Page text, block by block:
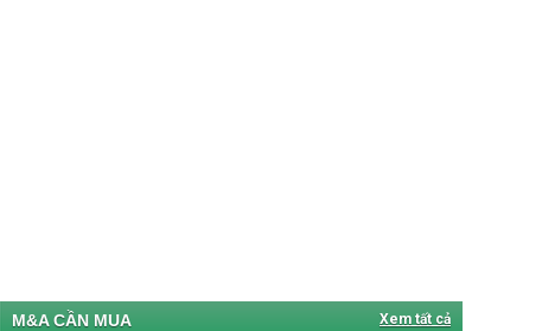
M&A CẦN MUA Xem tất cả